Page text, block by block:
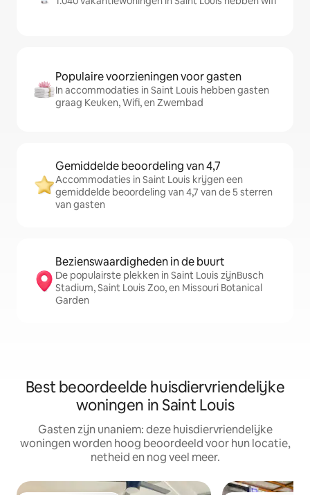
Populaire voorzieningen voor gasten
In accommodaties in Saint Louis hebben gasten
graag Keuken, Wifi, en Zwembad
Gemiddelde beoordeling van 4,7
Accommodaties in Saint Louis krijgen een
gemiddelde beoordeling van 4,7 van de 5 sterren
van gasten
Bezienswaardigheden in de buurt
De populairste plekken in Saint Louis zijnBusch
Stadium, Saint Louis Zoo, en Missouri Botanical
Garden
Best beoordeelde huisdiervriendelijke
woningen in Saint Louis
Gasten zijn unaniem: deze huisdiervriendelijke
woningen worden hoog beoordeeld voor hun locatie,
netheid en nog veel meer.